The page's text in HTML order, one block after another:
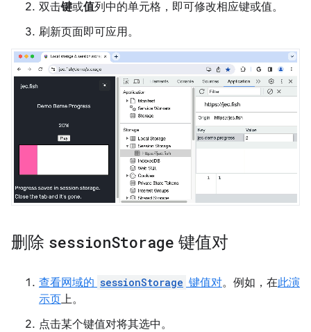
双击键或值列中的单元格，即可修改相应键或值。
刷新页面即可应用。
删除 sessionStorage 键值对
查看网域的 sessionStorage 键值对。例如，在此演
示页上。
点击某个键值对将其选中。